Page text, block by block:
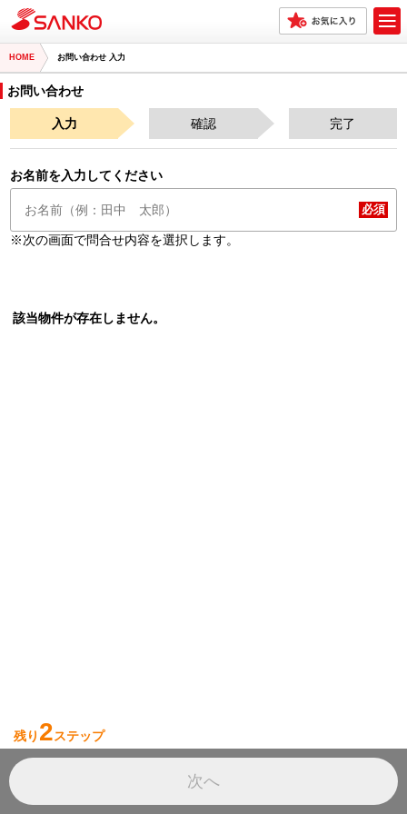
HOME お問い合わせ 入力
お問い合わせ
入力 確認 完了
お名前を入力してください
※次の画面で問合せ内容を選択します。
該当物件が存在しません。
残り 2ステップ
次へ